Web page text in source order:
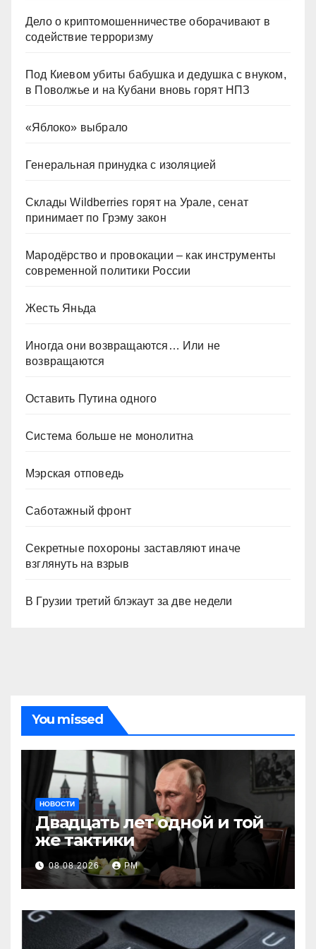
Дело о криптомошенничестве оборачивают в
содействие терроризму
Под Киевом убиты бабушка и дедушка с внуком,
в Поволжье и на Кубани вновь горят НПЗ
«Яблоко» выбрало
Генеральная принудка с изоляцией
Склады Wildberries горят на Урале, сенат
принимает по Грэму закон
Мародёрство и провокации – как инструменты
современной политики России
Жесть Яньда
Иногда они возвращаются… Или не
возвращаются
Оставить Путина одного
Система больше не монолитна
Мэрская отповедь
Саботажный фронт
Секретные похороны заставляют иначе
взглянуть на взрыв
В Грузии третий блэкаут за две недели
You missed
НОВОСТИ
Двадцать лет одной и той
же тактики
08.08.2026 РМ